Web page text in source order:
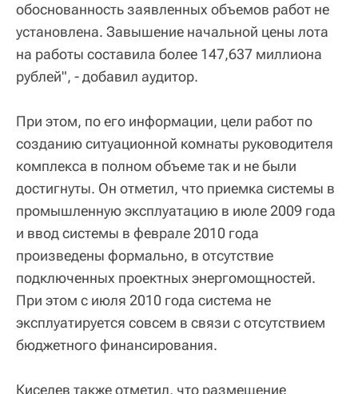
обоснованность заявленных объемов работ не
установлена. Завышение начальной цены лота
на работы составила более 147,637 миллиона
рублей", - добавил аудитор.
При этом, по его информации, цели работ по
созданию ситуационной комнаты руководителя
комплекса в полном объеме так и не были
достигнуты. Он отметил, что приемка системы в
промышленную эксплуатацию в июле 2009 года
и ввод системы в феврале 2010 года
произведены формально, в отсутствие
подключенных проектных энергомощностей.
При этом с июля 2010 года система не
эксплуатируется совсем в связи с отсутствием
бюджетного финансирования.
Киселев также отметил, что размещение